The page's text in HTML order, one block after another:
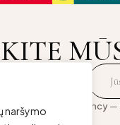
naršymoby SC Agency—